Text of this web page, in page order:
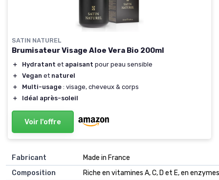
SATIN NATUREL
Brumisateur Visage Aloe Vera Bio 200ml
＋ Hydratant et apaisant pour peau sensible
＋
Vegan et naturel
＋
Multi-usage : visage, cheveux & corps
＋
Idéal après-soleil
Voir l'offre
Fabricant
‎Made in France
Composition
‎Riche en vitamines A, C, D et E, en